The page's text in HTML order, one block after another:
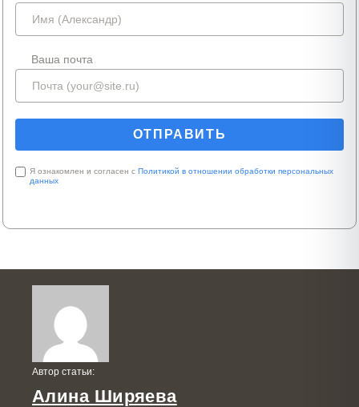
Ваша почта
Я ознакомлен и согласен с Политикой в отношении обработки персональных
данных
Автор статьи:
Алина Ширяева